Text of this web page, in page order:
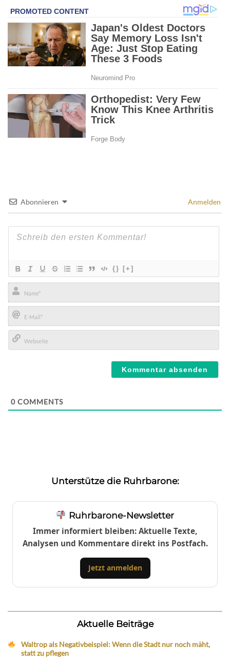
Abonnieren Anmelden
{} [+]
Name*
E-
Mail*
0 COMMENTS
Unterstütze die Ruhrbarone:
Ruhrbarone-Newsletter
Immer informiert bleiben: Aktuelle Texte,
Analysen und Kommentare direkt ins Postfach.
Jetzt anmelden
Aktuelle Beiträge
Waltrop als Negativbeispiel: Wenn die Stadt nur noch mäht,
statt zu pflegen